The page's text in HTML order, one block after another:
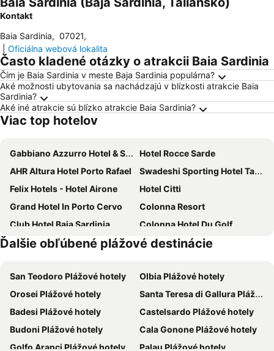
Kontakt
Baia Sardinia, 07021,
Oficiálna webová lokalita
Často kladené otázky o atrakcii Baia Sardinia
Čím je Baia Sardinia v meste Baja Sardinia populárna?
Aké možnosti ubytovania sa nachádzajú v blízkosti atrakcie Baia
Sardinia?
Aké iné atrakcie sú blízko atrakcie Baia Sardinia?
Viac top hotelov
Gabbiano Azzurro Hotel & Suites
Hotel Rocce Sarde
AHR Altura Hotel Porto Rafael
Swadeshi Sporting Hotel Tanca Manna
Felix Hotels - Hotel Airone
Hotel Citti
Grand Hotel In Porto Cervo
Colonna Resort
Club Hotel Baja Sardinia
Colonna Hotel Du Golf
Centro Vacanze Isuledda
Hotel Le Ginestre
La Vecchia Fonte Boutique Hotel
Club Esse Cala Bitta
Palau City Hotel
Grand Hotel Cannigione
Baia de Bahas Residence
Hotel Porto Puddu
Grand Hotel Palau
Bagaglino I Giardini Di Porto Cervo
Hotel La Bisaccia
Le Nereidi Hotel & Residence
Ďalšie obľúbené plážové destinácie
San Teodoro Plážové hotely
Olbia Plážové hotely
Orosei Plážové hotely
Santa Teresa di Gallura Plážové hotely
Badesi Plážové hotely
Castelsardo Plážové hotely
Budoni Plážové hotely
Cala Gonone Plážové hotely
Golfo Aranci Plážové hotely
Palau Plážové hotely